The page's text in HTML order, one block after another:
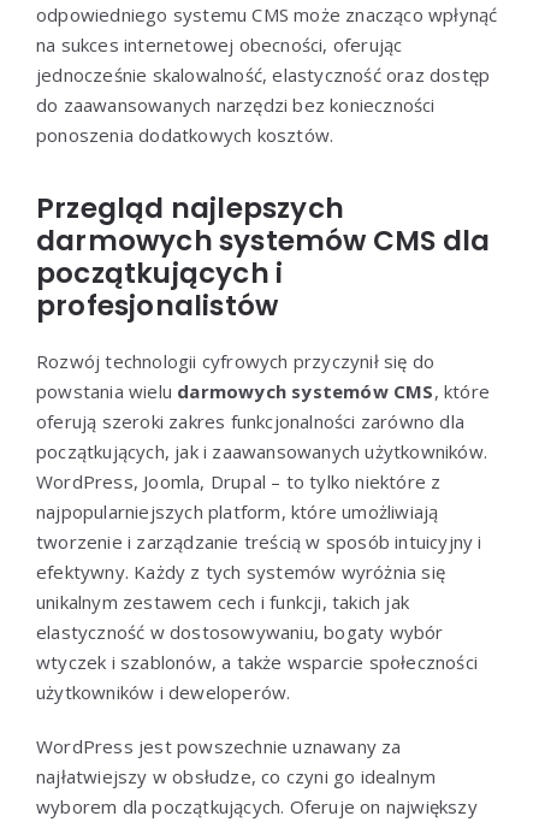
odpowiedniego systemu CMS może znacząco wpłynąć
na sukces internetowej obecności, oferując
jednocześnie skalowalność, elastyczność oraz dostęp
do zaawansowanych narzędzi bez konieczności
ponoszenia dodatkowych kosztów.
Przegląd najlepszych
darmowych systemów CMS dla
początkujących i
profesjonalistów
Rozwój technologii cyfrowych przyczynił się do
powstania wielu darmowych systemów CMS, które
oferują szeroki zakres funkcjonalności zarówno dla
początkujących, jak i zaawansowanych użytkowników.
WordPress, Joomla, Drupal – to tylko niektóre z
najpopularniejszych platform, które umożliwiają
tworzenie i zarządzanie treścią w sposób intuicyjny i
efektywny. Każdy z tych systemów wyróżnia się
unikalnym zestawem cech i funkcji, takich jak
elastyczność w dostosowywaniu, bogaty wybór
wtyczek i szablonów, a także wsparcie społeczności
użytkowników i deweloperów.
WordPress jest powszechnie uznawany za
najłatwiejszy w obsłudze, co czyni go idealnym
wyborem dla początkujących. Oferuje on największy